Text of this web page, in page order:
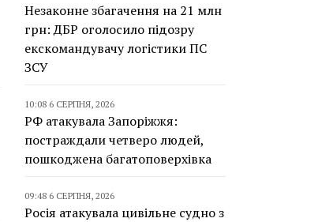
Незаконне збагачення на 21 млн
грн: ДБР оголосило підозру
екскомандувачу логістики ПС
ЗСУ
10:08 6 СЕРПНЯ, 2026
РФ атакувала Запоріжжя:
постраждали четверо людей,
пошкоджена багатоповерхівка
09:48 6 СЕРПНЯ, 2026
Росія атакувала цивільне судно з